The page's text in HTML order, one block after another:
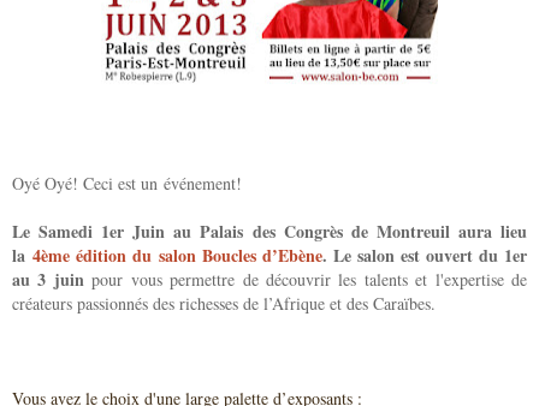
Oyé Oyé! Ceci est un événement!
Le Samedi 1er Juin au Palais des Congrès de Montreuil aura lieu
la 4ème édition du salon Boucles d’Ebène. Le salon est ouvert du 1er
au 3 juin pour vous permettre de découvrir les talents et l'expertise de
créateurs passionnés des richesses de l’Afrique et des Caraïbes.
Vous avez le choix d'une large palette d’exposants :